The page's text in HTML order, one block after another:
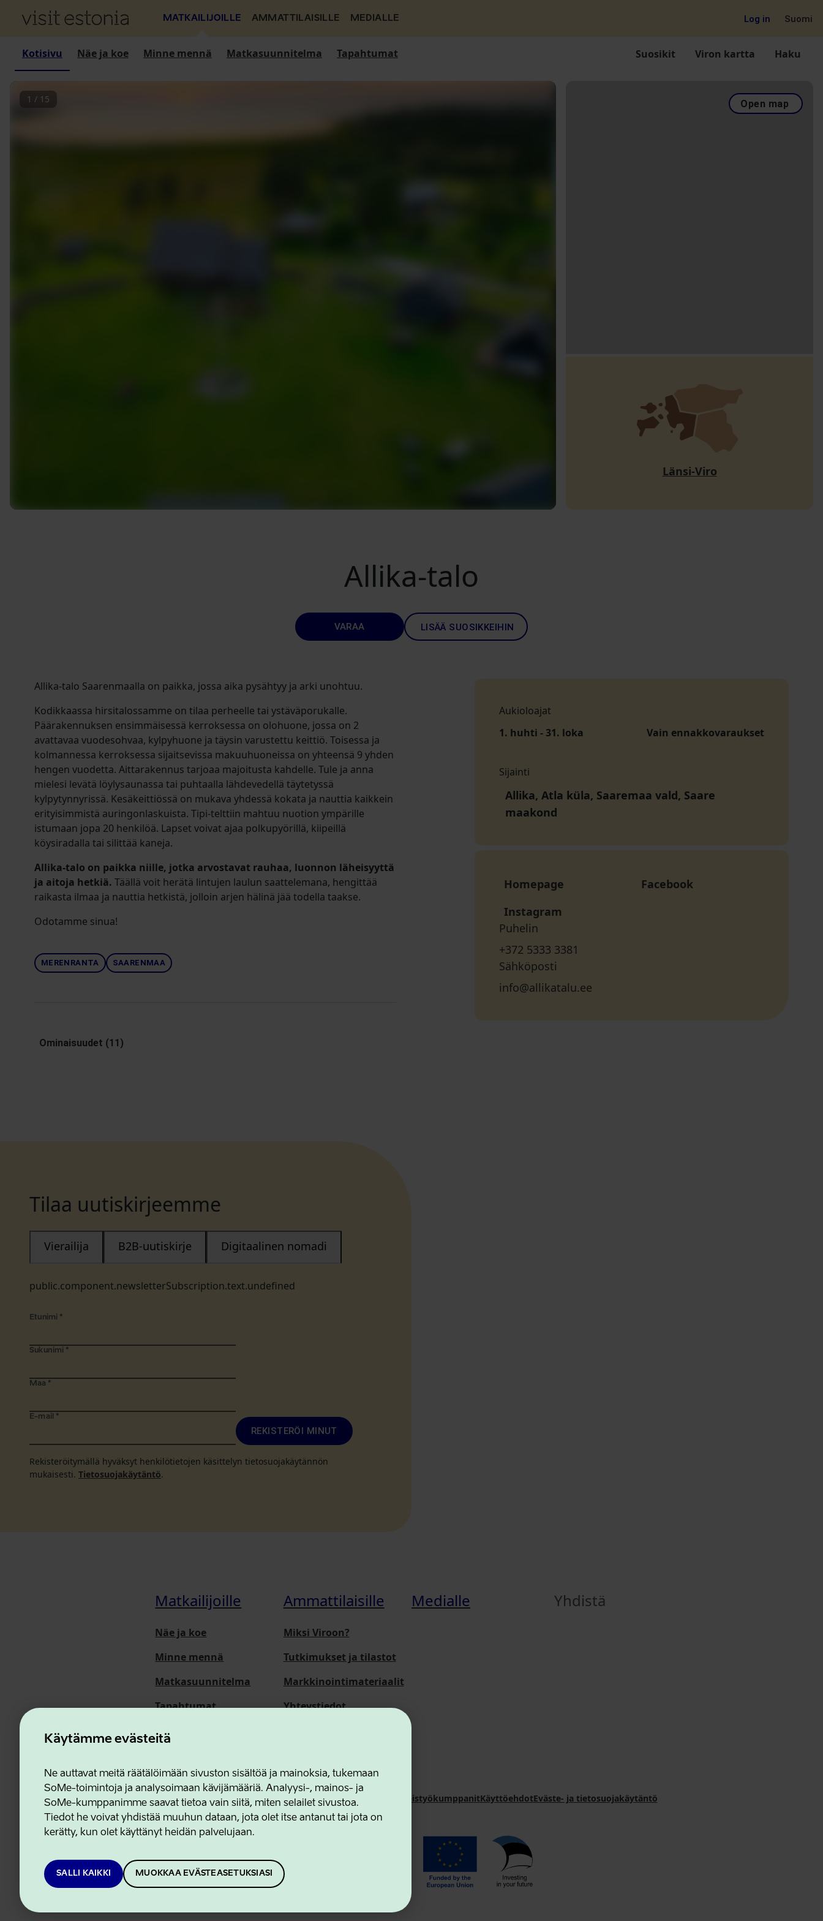
Käytämme evästeitä
Ne auttavat meitä räätälöimään sivuston sisältöä ja mainoksia, tukemaan
SoMe-toimintoja ja analysoimaan kävijämääriä. Analyysi-, mainos- ja
SoMe-kumppanimme saavat tietoa vain siitä, miten selailet sivustoa.
Tiedot he voivat yhdistää muuhun dataan, jota olet itse antanut tai jota on
kerätty, kun olet käyttänyt heidän palvelujaan.
SALLI KAIKKI MUOKKAA EVÄSTEASETUKSIASI
MATKAILIJOILLE AMMATTILAISILLE MEDIALLE Log in Suomi
Kotisivu Näe ja koe Minne mennä Matkasuunnitelma Tapahtumat Suosikit Viron kartta Haku
1 / 15 Open map
Länsi-Viro
Allika-talo
VARAA LISÄÄ SUOSIKKEIHIN
Allika-talo Saarenmaalla on paikka, jossa aika pysähtyy ja arki unohtuu.
Kodikkaassa hirsitalossamme on tilaa perheelle tai ystäväporukalle.
Päärakennuksen ensimmäisessä kerroksessa on olohuone, jossa on 2
avattavaa vuodesohvaa, kylpyhuone ja täysin varustettu keittiö. Toisessa ja
kolmannessa kerroksessa sijaitsevissa makuuhuoneissa on yhteensä 9 yhden
hengen vuodetta. Aittarakennus tarjoaa majoitusta kahdelle. Tule ja anna
mielesi levätä löylysaunassa tai puhtaalla lähdevedellä täytetyssä
kylpytynnyrissä. Kesäkeittiössä on mukava yhdessä kokata ja nauttia kaikkein
erityisimmistä auringonlaskuista. Tipi-telttiin mahtuu nuotion ympärille
istumaan jopa 20 henkilöä. Lapset voivat ajaa polkupyörillä, kiipeillä
köysiradalla tai silittää kaneja.
Allika-talo on paikka niille, jotka arvostavat rauhaa, luonnon läheisyyttä
ja aitoja hetkiä. Täällä voit herätä lintujen laulun saattelemana, hengittää
raikasta ilmaa ja nauttia hetkistä, jolloin arjen hälinä jää todella taakse.
Odotamme sinua!
MERENRANTA SAARENMAA
Ominaisuudet (11)
Aukioloajat
1. huhti - 31. loka
Vain ennakkovaraukset
Sijainti
Allika, Atla küla, Saaremaa vald, Saare
maakond
Homepage
Facebook
Instagram
Puhelin
+372 5333 3381
Sähköposti
info@allikatalu.ee
Tilaa uutiskirjeemme
public.component.newsletterSubscription.text.undefined
Vierailija B2B-uutiskirje Digitaalinen nomadi
Etunimi *
Sukunimi *
Maa *
E-mail *
REKISTERÖI MINUT
Rekisteröitymällä hyväksyt henkilötietojen käsittelyn tietosuojakäytännön
mukaisesti. Tietosuojakäytäntö.
Matkailijoille
Näe ja koe
Minne mennä
Matkasuunnitelma
Tapahtumat
Meistä
Ammattilaisille
Miksi Viroon?
Tutkimukset ja tilastot
Markkinointimateriaalit
Yhteystiedot
Medialle Yhdistä
Estonian Business and Innovation AgencyYhteystiedot YhteistyökumppanitKäyttöehdotEväste- ja tietosuojakäytäntö